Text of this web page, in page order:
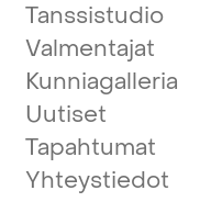
Tanssistudio
Valmentajat
Kunniagalleria
Uutiset
Tapahtumat
Yhteystiedot